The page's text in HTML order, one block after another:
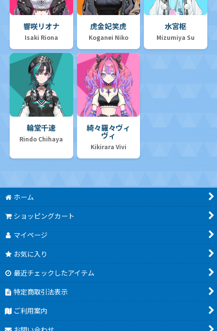
響咲リオナ
Isaki Riona
虎金妃笑虎
Koganei Niko
水宮枢
Mizumiya Su
輪堂千速
Rindo Chihaya
綺々羅々ヴィ
ヴィ
Kikirara Vivi
ホーム
ショッピングカート
マイページ
お気に入り
最近チェックしたアイテム
特定商取引法表示
ご利用案内